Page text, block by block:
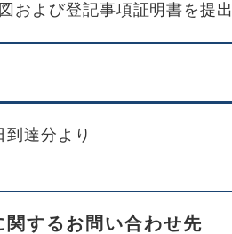
および登記事項証明書を提
達分より
関するお問い合わせ先